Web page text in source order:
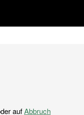
aufAbbruch